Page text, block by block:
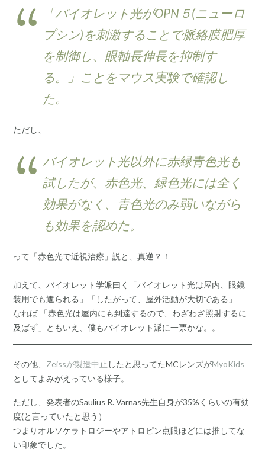
「バイオレット光がOPN５(ニューロ
プシン)を刺激することで脈絡膜肥厚
を制御し、眼軸長伸長を抑制す
る。」ことをマウス実験で確認し
た。
ただし、
バイオレット光以外に赤緑青色光も
試したが、赤色光、緑色光には全く
効果がなく、青色光のみ弱いながら
も効果を認めた。
って「赤色光で近視治療」説と、真逆？！
加えて、バイオレット学派曰く「バイオレット光は屋内、眼鏡
装用でも遮られる」「したがって、屋外活動が大切である」
なれば 「赤色光は屋内にも到達するので、わざわざ照射するに
及ばず」ともいえ、僕もバイオレット派に一票かな。。
その他、 Zeissが製造中止 したと思ってたMCレンズがMyoKids
としてよみがえっている様子。
ただし、発表者のSaulius R. Varnas先生自身が35%くらいの有効
度(と言っていたと思う）
つまりオルソケラトロジーやアトロピン点眼ほどには推してな
い印象でした。